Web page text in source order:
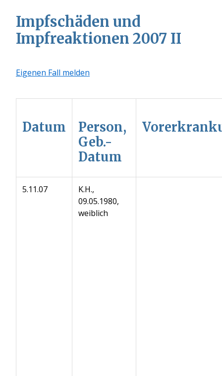
Impfschäden und
Impfreaktionen 2007 II
Eigenen Fall melden
Datum
Person,
Geb.-
Datum
5.11.07
K.H.,
09.05.1980,
weiblich